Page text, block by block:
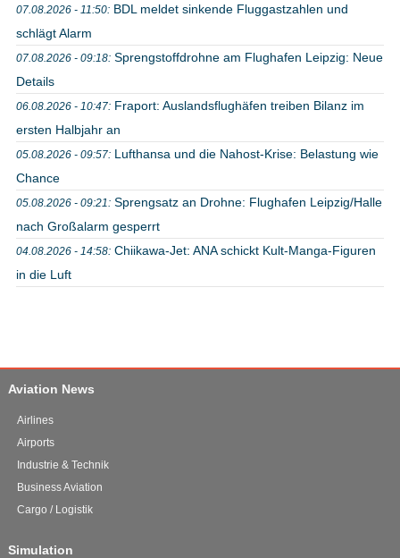
07.08.2026 - 11:50: BDL meldet sinkende Fluggastzahlen und
schlägt Alarm
07.08.2026 - 09:18: Sprengstoffdrohne am Flughafen Leipzig: Neue
Details
06.08.2026 - 10:47: Fraport: Auslandsflughäfen treiben Bilanz im
ersten Halbjahr an
05.08.2026 - 09:57: Lufthansa und die Nahost-Krise: Belastung wie
Chance
05.08.2026 - 09:21: Sprengsatz an Drohne: Flughafen Leipzig/Halle
nach Großalarm gesperrt
04.08.2026 - 14:58: Chiikawa-Jet: ANA schickt Kult-Manga-Figuren
in die Luft
Aviation News
Airlines
Airports
Industrie & Technik
Business Aviation
Cargo / Logistik
Simulation